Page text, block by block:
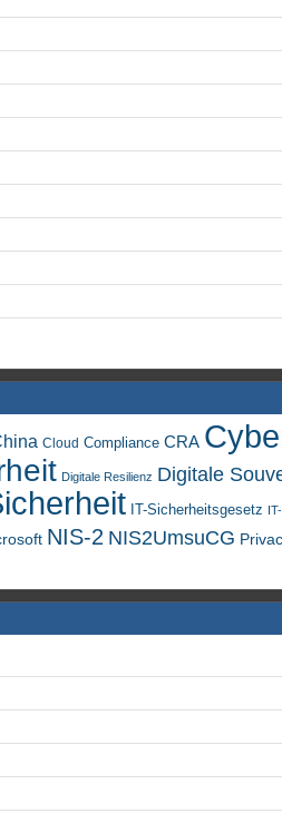
Cloud Compliance CRA
Digitale Resilienz Digitale
IT-Sicherheitsgesetz
NIS-2 NIS2UmsuCG